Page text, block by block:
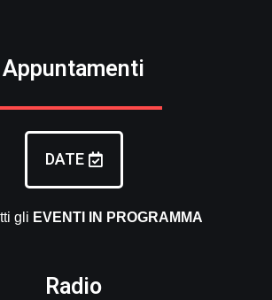
Appuntamenti
DATE
gli EVENTI IN PROGRAMMA
Radio